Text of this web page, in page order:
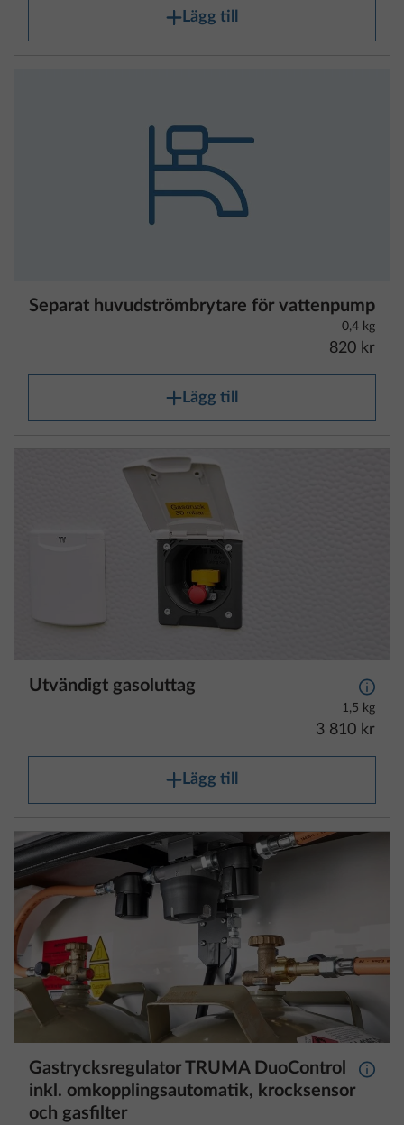
Lägg till
Separat huvudströmbrytare för vattenpump
0,4 kg
820 kr
Lägg till
Utvändigt gasoluttag Mer
1,5 kg
3 810 kr
Lägg till
Gastrycksregulator TRUMA DuoControl
inkl. omkopplingsautomatik, krocksensor
och gasfilter
Mer